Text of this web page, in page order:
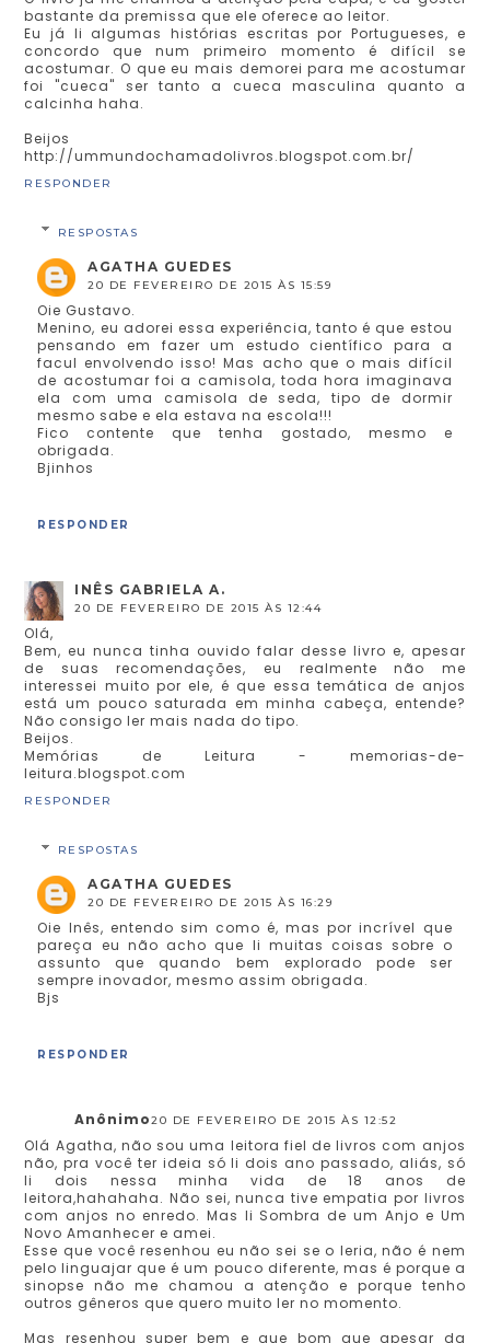
bastante da premissa que ele oferece ao leitor.
Eu já li algumas histórias escritas por Portugueses, e
concordo que num primeiro momento é difícil se
acostumar. O que eu mais demorei para me acostumar
foi "cueca" ser tanto a cueca masculina quanto a
calcinha haha.
Beijos
http://ummundochamadolivros.blogspot.com.br/
RESPONDER
RESPOSTAS
AGATHA GUEDES
20 DE FEVEREIRO DE 2015 ÀS 15:59
Oie Gustavo.
Menino, eu adorei essa experiência, tanto é que estou
pensando em fazer um estudo científico para a
facul envolvendo isso! Mas acho que o mais difícil
de acostumar foi a camisola, toda hora imaginava
ela com uma camisola de seda, tipo de dormir
mesmo sabe e ela estava na escola!!!
Fico contente que tenha gostado, mesmo e
obrigada.
Bjinhos
RESPONDER
INÊS GABRIELA A.
20 DE FEVEREIRO DE 2015 ÀS 12:44
Olá,
Bem, eu nunca tinha ouvido falar desse livro e, apesar
de suas recomendações, eu realmente não me
interessei muito por ele, é que essa temática de anjos
está um pouco saturada em minha cabeça, entende?
Não consigo ler mais nada do tipo.
Beijos.
Memórias de Leitura - memorias-de-
leitura.blogspot.com
RESPONDER
RESPOSTAS
AGATHA GUEDES
20 DE FEVEREIRO DE 2015 ÀS 16:29
Oie Inês, entendo sim como é, mas por incrível que
pareça eu não acho que li muitas coisas sobre o
assunto que quando bem explorado pode ser
sempre inovador, mesmo assim obrigada.
Bjs
RESPONDER
Anônimo20 DE FEVEREIRO DE 2015 ÀS 12:52
Olá Agatha, não sou uma leitora fiel de livros com anjos
não, pra você ter ideia só li dois ano passado, aliás, só
li dois nessa minha vida de 18 anos de
leitora,hahahaha. Não sei, nunca tive empatia por livros
com anjos no enredo. Mas li Sombra de um Anjo e Um
Novo Amanhecer e amei.
Esse que você resenhou eu não sei se o leria, não é nem
pelo linguajar que é um pouco diferente, mas é porque a
sinopse não me chamou a atenção e porque tenho
outros gêneros que quero muito ler no momento.
Mas resenhou super bem e que bom que apesar da